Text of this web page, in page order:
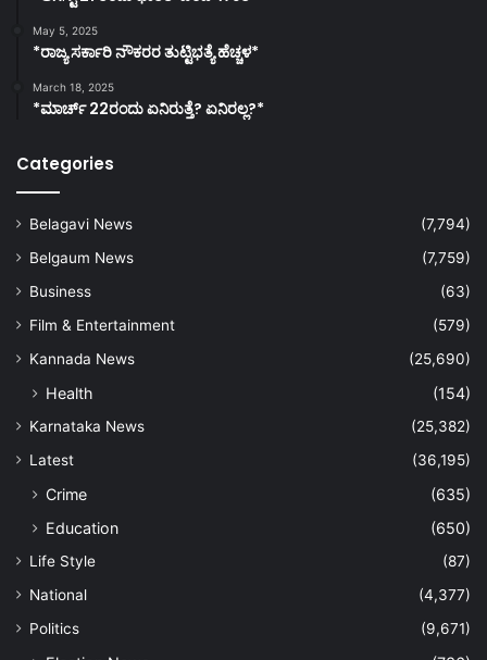
May 5, 2025
*ರಾಜ್ಯ ಸರ್ಕಾರಿ ನೌಕರರ ತುಟ್ಟಿಭತ್ಯೆ ಹೆಚ್ಚಳ*
March 18, 2025
*ಮಾರ್ಚ್ 22ರಂದು ಏನಿರುತ್ತೆ? ಏನಿರಲ್ಲ?*
Categories
Belagavi News
(7,794)
Belgaum News
(7,759)
Business
(63)
Film & Entertainment
(579)
Kannada News
(25,690)
Health (154)
Karnataka News
(25,382)
Latest
(36,195)
Crime
(635)
Education
(650)
Life Style
(87)
National
(4,377)
Politics
(9,671)